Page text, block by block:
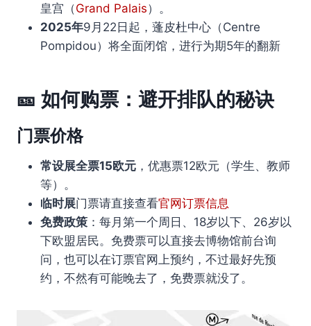
皇宫（Grand Palais）。
2025年9月22日起，蓬皮杜中心（Centre
Pompidou）将全面闭馆，进行为期5年的翻新
🎫 如何购票：避开排队的秘诀
门票价格
常设展全票15欧元 ，优惠票12欧元（学生、教师
等）。
临时展门票请直接查看官网订票信息
免费政策 ：每月第一个周日、18岁以下、26岁以
下欧盟居民。免费票可以直接去博物馆前台询
问，也可以在订票官网上预约，不过最好先预
约，不然有可能晚去了，免费票就没了。